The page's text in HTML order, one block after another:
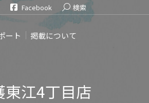
Facebook Search:
検索
ート 掲載について
東江4丁目店